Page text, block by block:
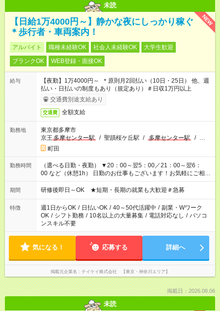
未読
NEW
【日給1万4000円～】静かな夜にしっかり稼ぐ
＊歩行者・車両案内！
アルバイト 職種未経験OK 社会人未経験OK
大学生歓迎
ブランクOK
WEB登録・面接OK
給与
【夜勤】1万4000円～ ＊原則月2回払い（10日・25日） 他、週
払い・日払いの制度もあり（規定あり）＃日収1万円以上
交通費別途支給あり
交通費 全額支給
勤務地
東京都多摩市
京王 多摩センター駅 / 聖蹟桜ケ丘駅 / 多摩センター駅 / …
町田
勤務時間
（選べる日勤・夜勤） ▼20：00～翌5：00／21：00～翌6：
00 など（休憩1h） 日勤のお仕事もございます！お気軽にご相談
ください！
期間 研修後即日～OK ★短期・長期の就業も大歓迎＃急募
特徴 週1日からOK / 日払いOK / 40～50代活躍中 / 副業・Wワーク
OK / シフト勤務 / 10名以上の大量募集 / 電話対応なし / パソコ
ンスキル不要
気になる！ 応募する 詳細へ
掲載元企業名 テイケイ株式会社 【東京・神奈川エリア】
掲載日：2026.08.06
未読